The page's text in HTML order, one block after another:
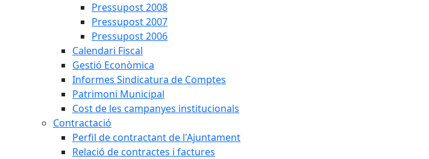
Pressupost 2008
Pressupost 2007
Pressupost 2006
Calendari Fiscal
Gestió Econòmica
Informes Sindicatura de Comptes
Patrimoni Municipal
Cost de les campanyes institucionals
Contractació
Perfil de contractant de l'Ajuntament
Relació de contractes i factures